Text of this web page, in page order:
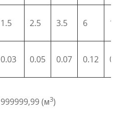
1.5 2.5 3.5 6 10
0.03 0.05 0.07 0.12 0.2
999999,99 (м3)